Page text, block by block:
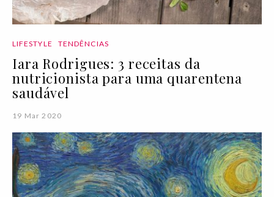
LIFESTYLE TENDÊNCIAS
Iara Rodrigues: 3 receitas da
nutricionista para uma quarentena
saudável
19 Mar 2020